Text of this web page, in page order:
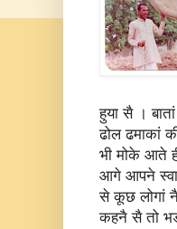
हुया सै ।
ढोल ढमाकां
भी मोके आते
आगे आपने
से कूछ लोगां
कहनै सै तो